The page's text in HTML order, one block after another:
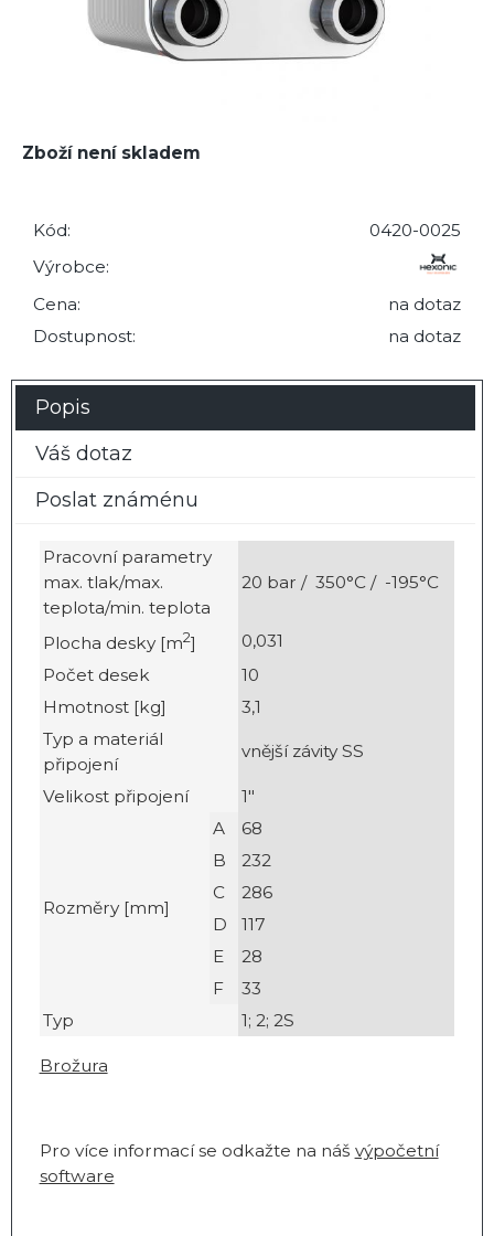
Zboží není skladem
Kód:
0420-0025
Výrobce:
Cena:
na dotaz
Dostupnost:
na dotaz
Popis
Váš dotaz
Poslat známénu
Pracovní parametry
max. tlak/max.
teplota/min. teplota
20 bar / 350°C / -195°C
Plocha desky [m2]
0,031
Počet desek
10
Hmotnost [kg]
3,1
Typ a materiál
připojení
vnější závity SS
Velikost připojení 1"
Rozměry [mm]
A
68
B
232
C
286
D
117
E
28
F
33
Typ
1; 2; 2S
Brožura
Pro více informací se odkažte na náš výpočetní
software